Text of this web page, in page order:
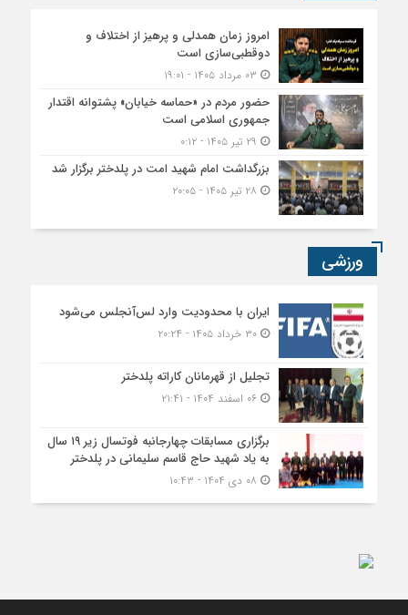
امروز زمان همدلی و پرهیز از اختلاف و
دوقطبی‌سازی است
حضور مردم در «حماسه خیابان» پشتوانه اقتدار
جمهوری اسلامی است
بزرگداشت امام شهید امت در پلدختر برگزار شد
ورزشی
ایران با محدودیت وارد لس‌آنجلس می‌شود
۳۰ خرداد ۱۴۰۵ - ۲۰:۲۴
تجلیل از قهرمانان کاراته پلدختر
۰۶ اسفند ۱۴۰۴ - ۲۱:۴۱
برگزاری مسابقات چهارجانبه فوتسال زیر ۱۹ سال
به یاد شهید حاج قاسم سلیمانی در پلدختر